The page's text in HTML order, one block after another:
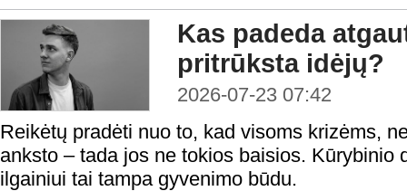
Kas padeda
pritrūksta idėjų?
2026-07-23 07:42
Reikėtų pradėti nuo to, kad visoms krizėms,
anksto – tada jos ne tokios baisios. Kūrybinio
ilgainiui tai tampa gyvenimo būdu.